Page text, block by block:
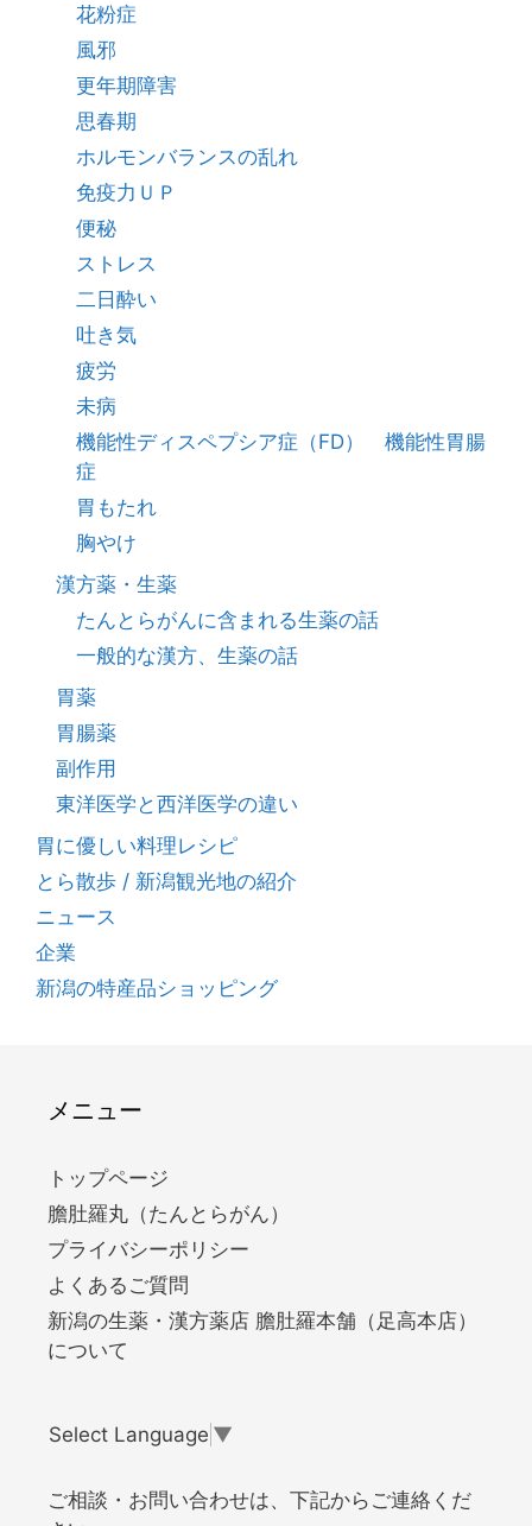
花粉症
風邪
更年期障害
思春期
ホルモンバランスの乱れ
免疫力ＵＰ
便秘
ストレス
二日酔い
吐き気
疲労
未病
機能性ディスペプシア症（FD） 機能性胃腸
症
胃もたれ
胸やけ
漢方薬・生薬
たんとらがんに含まれる生薬の話
一般的な漢方、生薬の話
胃薬
胃腸薬
副作用
東洋医学と西洋医学の違い
胃に優しい料理レシピ
とら散歩 / 新潟観光地の紹介
ニュース
企業
新潟の特産品ショッピング
メニュー
トップページ
膽肚羅丸（たんとらがん）
プライバシーポリシー
よくあるご質問
新潟の生薬・漢方薬店 膽肚羅本舗（足高本店）
について
Select Language ▼
ご相談・お問い合わせは、下記からご連絡くだ